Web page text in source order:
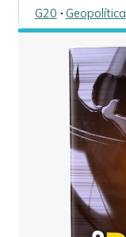
G20 🞌 Geopolítica